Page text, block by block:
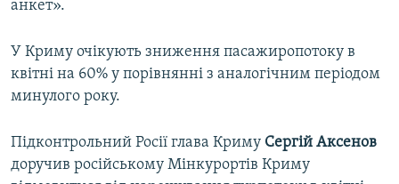
анкет».
У Криму очікують зниження пасажиропотоку в
квітні на 60% у порівнянні з аналогічним періодом
минулого року.
Підконтрольний Росії глава Криму Сергій Аксенов
доручив російському Мінкурортів Криму